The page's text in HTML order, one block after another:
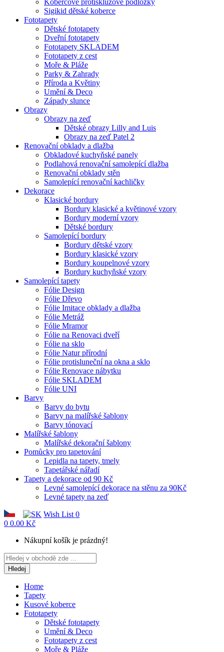
Sigikid dětské koberce
Fototapety
Dětské fototapety
Dveřní fototapety
Fototapety SKLADEM
Fototapety z cest
Moře & Pláže
Parky & Zahrady
Příroda a Květiny
Umění & Deco
Západy slunce
Obrazy
Obrazy na zeď
Dětské obrazy Lilly and Luis
Obrazy na zeď Patel 2
Renovační obklady a dlažba
Obkladové kuchyňské panely
Podlahová renovační samolepící dlažba
Renovační obklady stěn
Samolepící renovační kachličky
Dekorace
Klasické bordury
Bordury klasické a květinové vzory
Bordury moderní vzory
Dětské bordury
Samolepící bordury
Bordury dětské vzory
Bordury klasické vzory
Bordury koupelnové vzory
Bordury kuchyňské vzory
Samolepící tapety
Fólie Design
Fólie Dřevo
Fólie Imitace obklady a dlažba
Fólie Metráž
Fólie Mramor
Fólie na Renovaci dveří
Fólie na sklo
Fólie Natur přírodní
Fólie protisluneční na okna a sklo
Fólie Renovace nábytku
Fólie SKLADEM
Fólie UNI
Barvy
Barvy do bytu
Barvy na malířské šablony
Barvy tónovací
Malířské šablony
Malířské dekorační šablony
Pomůcky pro tapetování
Lepidla na tapety, tmely
Tapetářské nářadí
Tapety a dekorace od 90 Kč
Levné samolepící dekorace na stěnu za 90Kč
Levné tapety na zeď
Wish List 0
0 0.00 Kč
Nákupní košík je prázdný!
Hledej
Home
Tapety
Kusové koberce
Fototapety
Dětské fototapety
Umění & Deco
Fototapety z cest
Moře & Pláže